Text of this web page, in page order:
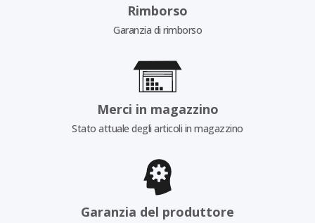
Rimborso
Garanzia di rimborso
Merci in magazzino
Stato attuale degli articoli in magazzino
Garanzia del produttore